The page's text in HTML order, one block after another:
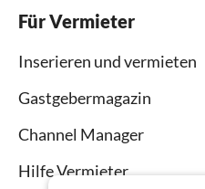
Für Vermieter
Inserieren und vermieten
Gastgebermagazin
Channel Manager
Hilfe Vermieter